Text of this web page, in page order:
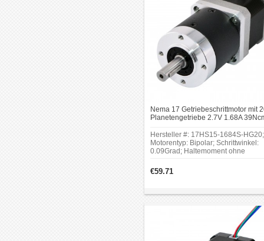
Nema 17 Getriebeschrittmotor mit
Planetengetriebe 2.7V 1.68A
Hersteller #: 17HS15-1684S-HG20;
Motorentyp: Bipolar; Schrittwinkel:
0.09Grad; Haltemoment ohne
Übersetzungsverhältnis: 20 : 1;
Zahnspiel bei Nulllast: <=25
€59.71